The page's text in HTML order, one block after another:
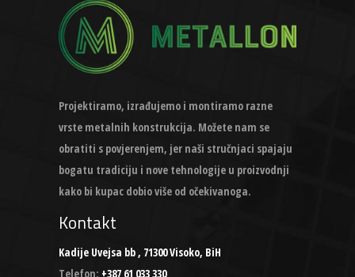
Projektiramo, izrađujemo i montiramo razne
vrste metalnih konstrukcija. Možete nam se
obratiti s povjerenjem, jer naši stručnjaci spajaju
bogatu tradiciju i nove tehnologije u proizvodnji
kako bi kupac dobio više od očekivanoga.
Kontakt
Kadije Uvejsa bb , 71300 Visoko, BiH
Telefon: +387 61 033 330